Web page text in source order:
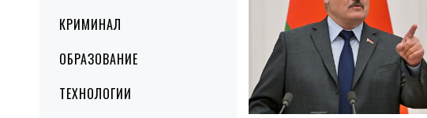
КРИМИНАЛ
ОБРАЗОВАНИЕ
ТЕХНОЛОГИИ